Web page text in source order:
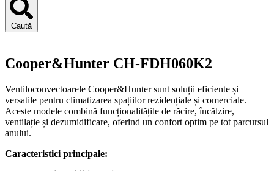
Caută
Cooper&Hunter CH-FDH060K2
Ventiloconvectoarele Cooper&Hunter sunt soluții eficiente și
versatile pentru climatizarea spațiilor rezidențiale și comerciale.
Aceste modele combină funcționalitățile de răcire, încălzire,
ventilație și dezumidificare, oferind un confort optim pe tot parcursul
anului.
Caracteristici principale: